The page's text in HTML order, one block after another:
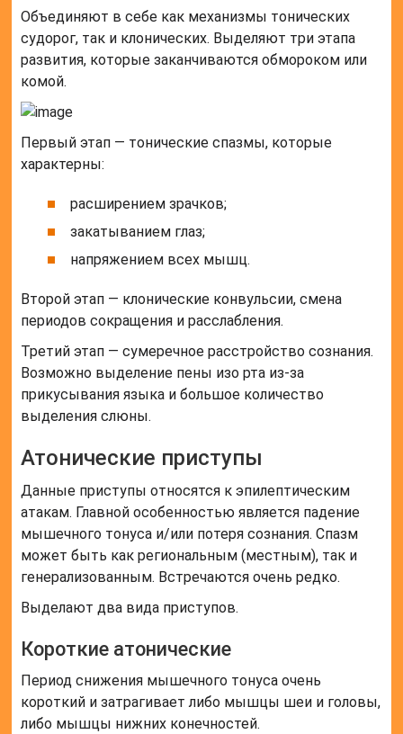
Объединяют в себе как механизмы тонических
судорог, так и клонических. Выделяют три этапа
развития, которые заканчиваются обмороком или
комой.
Первый этап — тонические спазмы, которые
характерны:
расширением зрачков;
закатыванием глаз;
напряжением всех мышц.
Второй этап — клонические конвульсии, смена
периодов сокращения и расслабления.
Третий этап — сумеречное расстройство сознания.
Возможно выделение пены изо рта из-за
прикусывания языка и большое количество
выделения слюны.
Атонические приступы
Данные приступы относятся к эпилептическим
атакам. Главной особенностью является падение
мышечного тонуса и/или потеря сознания. Спазм
может быть как региональным (местным), так и
генерализованным. Встречаются очень редко.
Выделают два вида приступов.
Короткие атонические
Период снижения мышечного тонуса очень
короткий и затрагивает либо мышцы шеи и головы,
либо мышцы нижних конечностей.